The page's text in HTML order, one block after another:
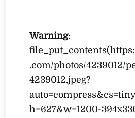
Warning:
.com/photos/4239012/
4239012.jpeg?
h=627&w=1200-